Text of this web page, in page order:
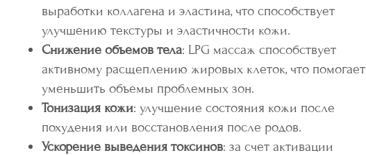
выработки коллагена и эластина, что способствует
улучшению текстуры и эластичности кожи.
Снижение объемов тела: LPG массаж способствует
активному расщеплению жировых клеток, что помогает
уменьшить объемы проблемных зон.
Тонизация кожи: улучшение состояния кожи после
похудения или восстановления после родов.
Ускорение выведения токсинов: за счет активации